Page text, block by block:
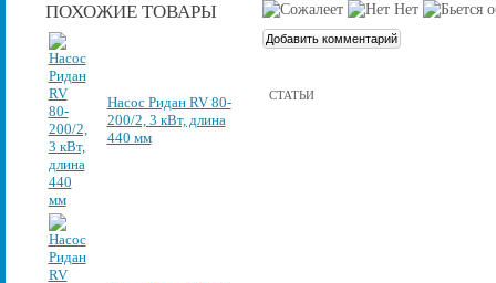
ПОХОЖИЕ ТОВАРЫ
Насос Ридан RV 80-
200/2, 3 кВт, длина
440 мм
СТАТЬИ